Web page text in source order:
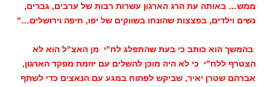
ממש… באותה עת הרג הארגון עשרות רבות של ערבים, גברים,
נשים וילדים, בפצצות שהונחו בשווקים של יפו, חיפה וירושלים…"
בהמשך הוא כותב כי בעת שהתפלג לח"י מן האצ"ל הוא לא
הצטרף ללח"י כי לא היה מוכן להשלים עם יוזמת מפקד הארגון,
אברהם שטרן יאיר, שביקש לפתוח במגע עם הנאצים כדי לשתף